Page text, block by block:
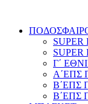
SUPER
SUPER
Γ΄
Α΄ΕΠΣ
Β΄ΕΠΣ
Β΄ΕΠΣ